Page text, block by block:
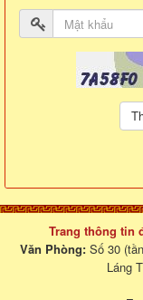
Trang thông tin
Văn Phòng: Số 30
Láng